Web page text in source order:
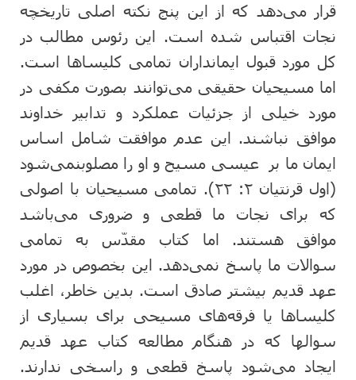
قرار می‌دهد که از این پنج نکته اصلی تاریخچه
نجات اقتباس شده است. این رئوس مطالب در
کل مورد قبول ایمانداران تمامی کلیساها است.
اما مسیحیان حقیقی می‌توانند بصورت مکفی در
مورد خیلی از جزئیات عملکرد و تدابیر خداوند
موافق نباشند. این عدم موافقت شامل اساس
ایمان ما بر عیسی مسیح و او را مصلوبنمی‌شود
(اول قرنتیان ۲: ۲۲). تمامی مسیحیان با اصولی
که برای نجات ما قطعی و ضروری می‌باشد
موافق هستند. اما کتاب مقدّس به تمامی
سوالات ما پاسخ نمی‌دهد. این بخصوص در مورد
عهد قدیم بیشتر صادق است. بدین خاطر، اغلب
کلیساها یا فرقه‌های مسیحی برای بسیاری از
سوالها که در هنگام مطالعه کتاب عهد قدیم
ایجاد می‌شود پاسخ قطعی و راسخی ندارند.